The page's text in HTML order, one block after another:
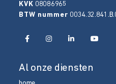
KVK 08086965
BTW nummer
Al onze diensten